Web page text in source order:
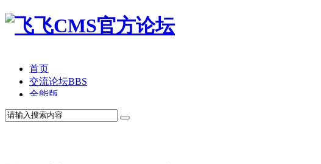
首页
交流论坛BBS
全能版
TV版
产品价格